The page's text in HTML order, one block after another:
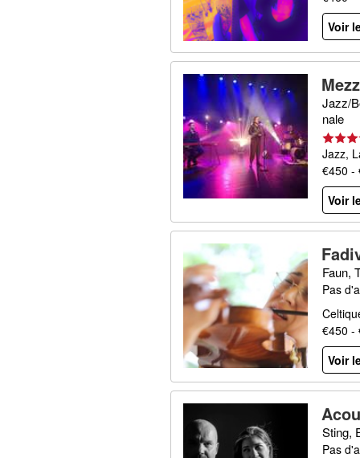
Voir
Jazz/
nale
Jazz,
€450 -
Voir
Faun,
Pas
€450 -
Voir
Sting,
Pas